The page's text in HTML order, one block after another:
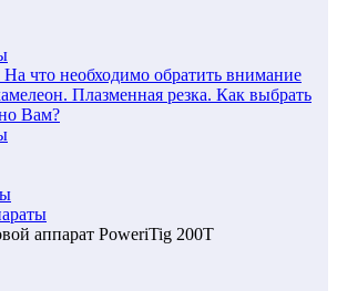
На что необходимо обратить внимание
Плазменная резка. Как выбрать
Вам?
аппарат PoweriTig 200T